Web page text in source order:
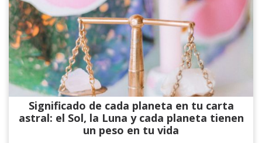
Significado de cada planeta en tu carta
astral: el Sol, la Luna y cada planeta tienen
un peso en tu vida